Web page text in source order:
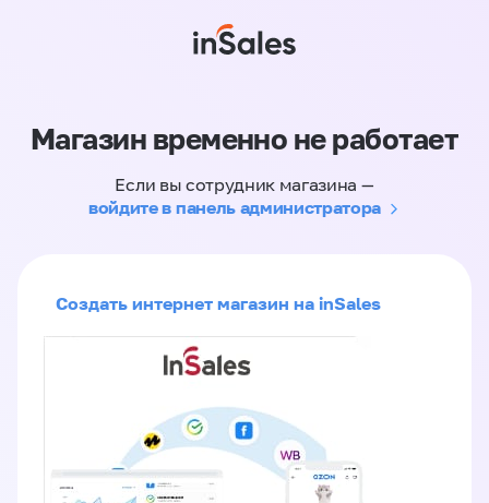
Магазин временно не работает
Если вы сотрудник магазина —
войдите в панель администратора
Создать интернет магазин на inSales